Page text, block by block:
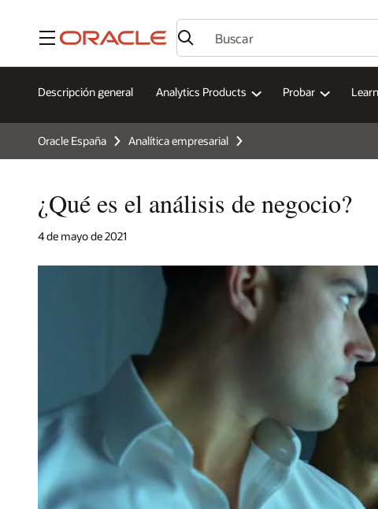
Menú
Descripción general Analytics Products Probar Learn
Oracle España Analítica empresarial
¿Qué es el análisis de negocio?
4 de mayo de 2021